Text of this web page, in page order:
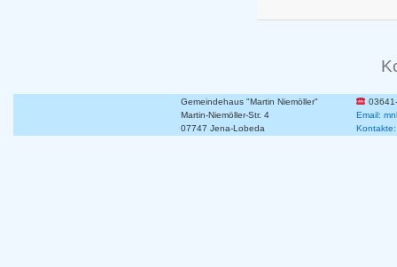
Gemeindehaus "Martin Niemöller"
Martin-Niemöller-Str. 4
Email:
07747 Jena-Lobeda